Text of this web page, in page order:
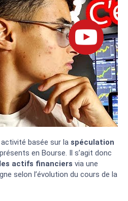
basée sur la spéculation
présents en Bourse. Il s’agit donc
actifs financiers via une
selon l’évolution du cours de la